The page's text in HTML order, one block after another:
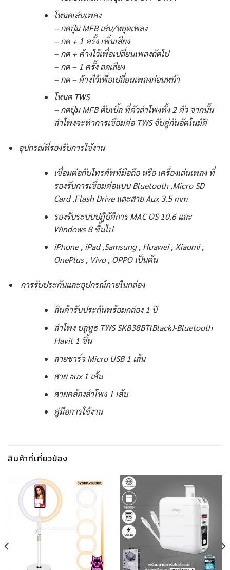
โหมดเล่นเพลง
– กดปุ่ม MFB เล่น/หยุดเพลง
– กด + 1 ครั้ง เพิ่มเสียง
– กด + ค้างไว้เพื่อเปลี่ยนเพลงถัดไป
– กด – 1 ครั้ง ลดเสียง
– กด – ค้างไว้เพื่อเปลี่ยนเพลงก่อนหน้า
โหมด TWS
– กดปุ่ม MFB ดับเบิ้ล ที่ตัวลำโพงทั้ง 2 ตัว จากนั้น
ลำโพงจะทำการเชื่อมต่อ TWS จับคู่กันอัตโนมัติ
อุปกรณ์ที่รองรับการใช้งาน
เชื่อมต่อกับโทรศัพท์มือถือ หรือ เครื่องเล่นเพลง ที่
รองรับการเชื่อมต่อแบบ Bluetooth ,Micro SD
Card ,Flash Drive และสาย Aux 3.5 mm
รองรับระบบปฏิบัติการ MAC OS 10.6 และ
Windows 8 ขึ้นไป
iPhone , iPad ,Samsung , Huawei , Xiaomi ,
OnePlus , Vivo , OPPO เป็นต้น
การรับประกันและอุปกรณ์ภายในกล่อง
สินค้ารับประกันพร้อมกล่อง 1 ปี
ลำโพง บลูทูธ TWS SK838BT(Black)-Bluetooth
Havit 1 ชิ้น
สายชาร์จ Micro USB 1 เส้น
สาย aux 1 เส้น
สายคล้องลำโพง 1 เส้น
คู่มือการใช้งาน
สินค้าที่เกี่ยวข้อง